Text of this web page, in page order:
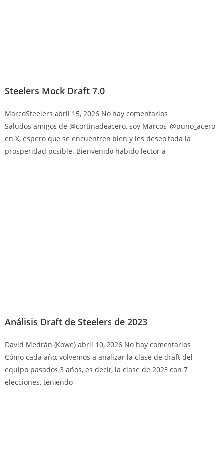
Steelers Mock Draft 7.0
MarcoSteelers abril 15, 2026 No hay comentarios
Saludos amigos de @cortinadeacero, soy Marcos, @puno_acero
en X, espero que se encuentren bien y les deseo toda la
prosperidad posible. Bienvenido habido lector a
Análisis Draft de Steelers de 2023
David Medrán (Kowe) abril 10, 2026 No hay comentarios
Cómo cada año, volvemos a analizar la clase de draft del
equipo pasados 3 años, es decir, la clase de 2023 con 7
elecciones, teniendo